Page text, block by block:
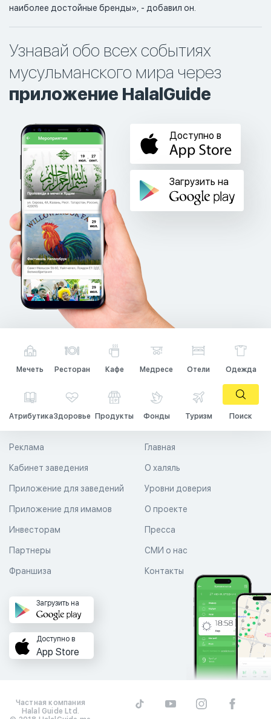
наиболее достойные бренды», - добавил он.
Узнавай обо всех событиях
мусульманского мира через
приложение HalalGuide
Доступно в
Загрузить на
Мечеть Ресторан Кафе Медресе Отели Одежда
АтрибутикаЗдоровье Продукты Фонды Туризм Поиск
Главная
О халяль
Уровни доверия
Реклама
Кабинет заведения
Приложение для заведений
Приложение для имамов О проекте
Пресса
СМИ о нас
Контакты
Инвесторам
Партнеры
Франшиза
Загрузить на
Доступно в
App Store
Частная компания
Halal Guide Ltd.